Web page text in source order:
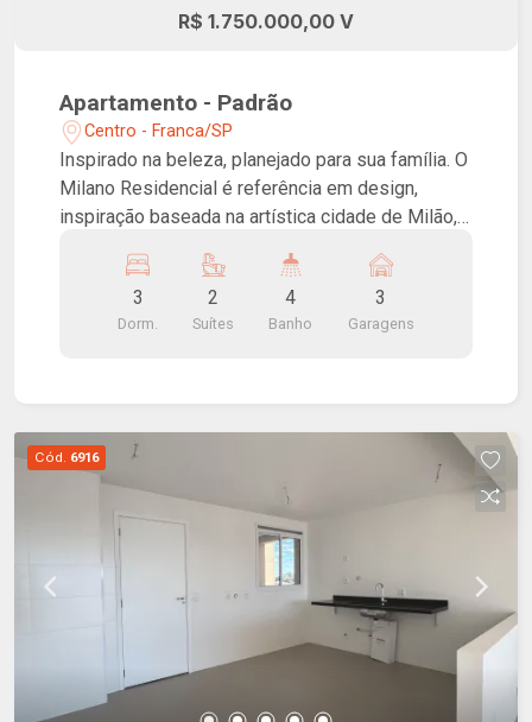
R$ 1.750.000,00 V
Apartamento - Padrão
Centro - Franca/SP
Inspirado na beleza, planejado para sua família. O
Milano Residencial é referência em design,
inspiração baseada na artística cidade de Milão,
Pensado em sua família, oferece uma
apaixonante área de lazer integrada a uma
perfeita localização, um verdadeiro convite à
varanda gourmet e três vagas de garagem.
3
Dorm.
2
Suítes
4
Banho
3
Garagens
Cód. 6916